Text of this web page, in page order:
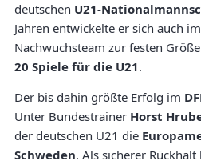
deutschen U21-
Jahren entwickelte er sich auch
Nachwuchsteam zur festen
20 Spiele für die U21.
Der bis dahin größte Erfolg im
Unter Bundestrainer Horst
der deutschen U21 die
Schweden. Als sicherer